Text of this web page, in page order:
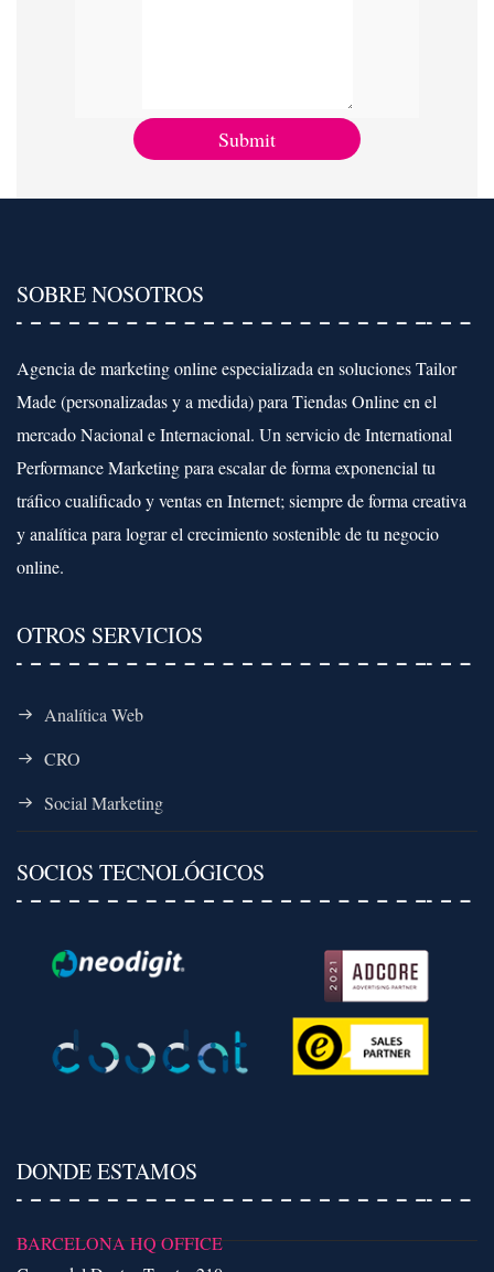
SOBRE NOSOTROS
Agencia de marketing online especializada en soluciones Tailor
Made (personalizadas y a medida) para Tiendas Online en el
mercado Nacional e Internacional. Un servicio de International
Performance Marketing para escalar de forma exponencial tu
tráfico cualificado y ventas en Internet; siempre de forma creativa
y analítica para lograr el crecimiento sostenible de tu negocio
online.
OTROS SERVICIOS
Analítica Web
CRO
Social Marketing
SOCIOS TECNOLÓGICOS
DONDE ESTAMOS
BARCELONA HQ OFFICE